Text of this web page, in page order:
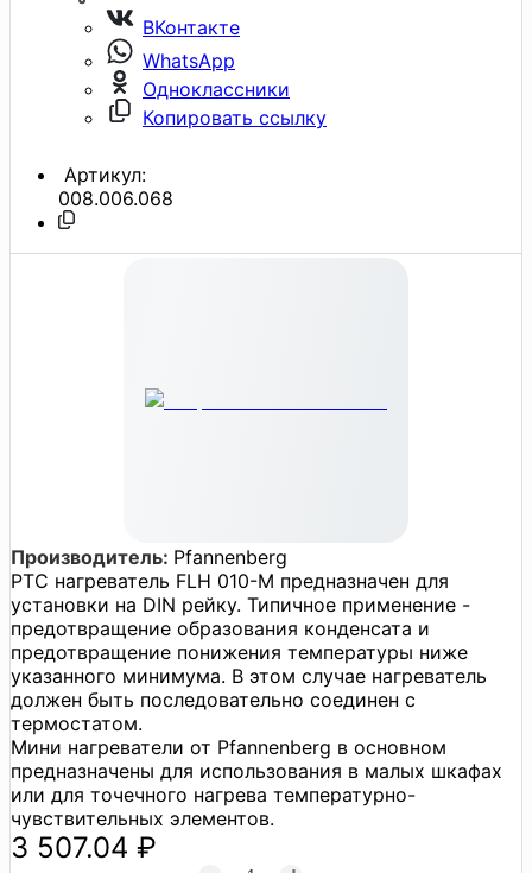
ВКонтакте
WhatsApp
Одноклассники
Копировать ссылку
Артикул:
008.006.068
Производитель: Pfannenberg
PTC нагреватель FLH 010-M предназначен для
установки на DIN рейку. Типичное применение -
предотвращение образования конденсата и
предотвращение понижения температуры ниже
указанного минимума. В этом случае нагреватель
должен быть последовательно соединен с
термостатом.
Мини нагреватели от Pfannenberg в основном
предназначены для использования в малых шкафах
или для точечного нагрева температурно-
чувствительных элементов.
3 507.04 ₽